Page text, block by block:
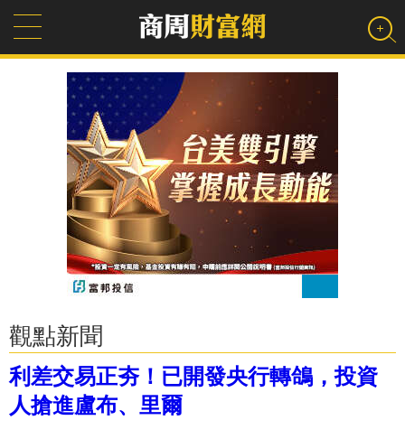
觀點新聞
利差交易正夯！已開發央行轉鴿，投資
人搶進盧布、里爾